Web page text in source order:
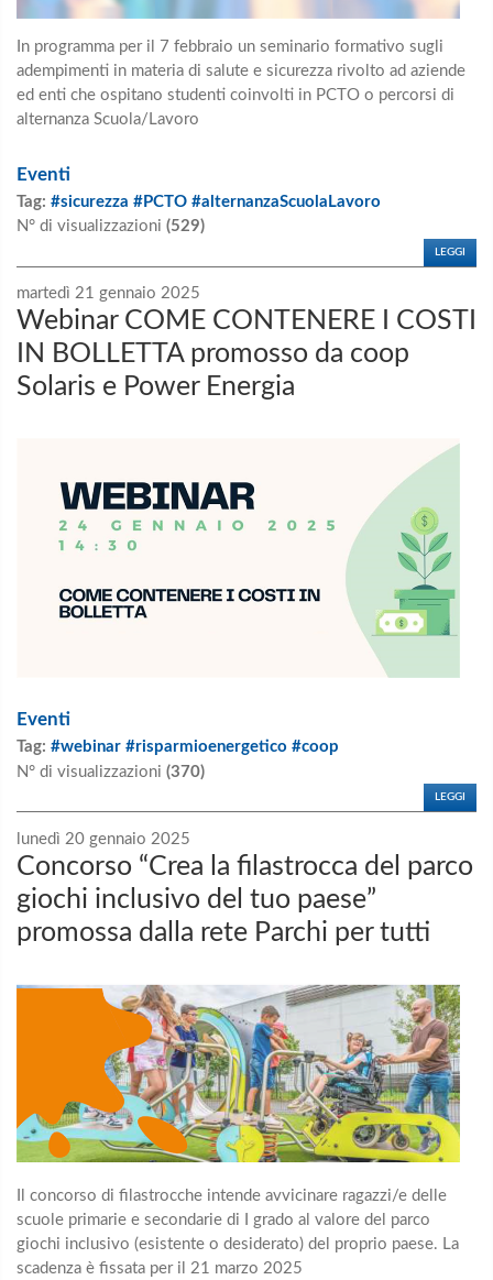
In programma per il 7 febbraio un seminario formativo sugli
adempimenti in materia di salute e sicurezza rivolto ad aziende
ed enti che ospitano studenti coinvolti in PCTO o percorsi di
alternanza Scuola/Lavoro
Eventi
Tag: #sicurezza #PCTO #alternanzaScuolaLavoro
N° di visualizzazioni (529)
LEGGI
martedì 21 gennaio 2025
Webinar COME CONTENERE I COSTI
IN BOLLETTA promosso da coop
Solaris e Power Energia
Eventi
Tag: #webinar #risparmioenergetico #coop
N° di visualizzazioni (370)
LEGGI
lunedì 20 gennaio 2025
Concorso “Crea la filastrocca del parco
giochi inclusivo del tuo paese”
promossa dalla rete Parchi per tutti
Il concorso di filastrocche intende avvicinare ragazzi/e delle
scuole primarie e secondarie di I grado al valore del parco
giochi inclusivo (esistente o desiderato) del proprio paese. La
scadenza è fissata per il 21 marzo 2025